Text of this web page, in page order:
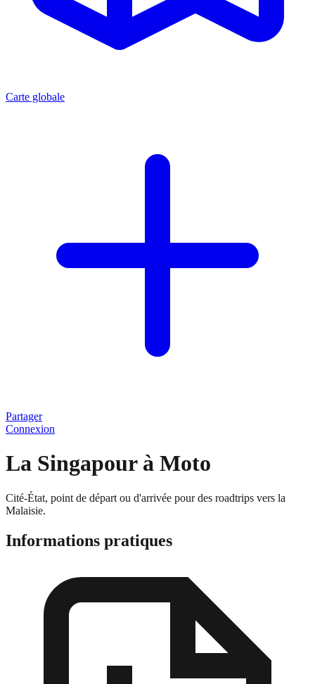
Carte globale
Partager
Connexion
La Singapourà Moto
Cité-État, point de départ ou d'arrivée pour des roadtrips vers la
Malaisie.
Informations pratiques